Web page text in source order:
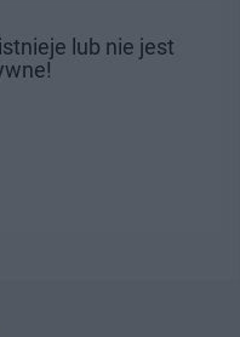
lub nie jest